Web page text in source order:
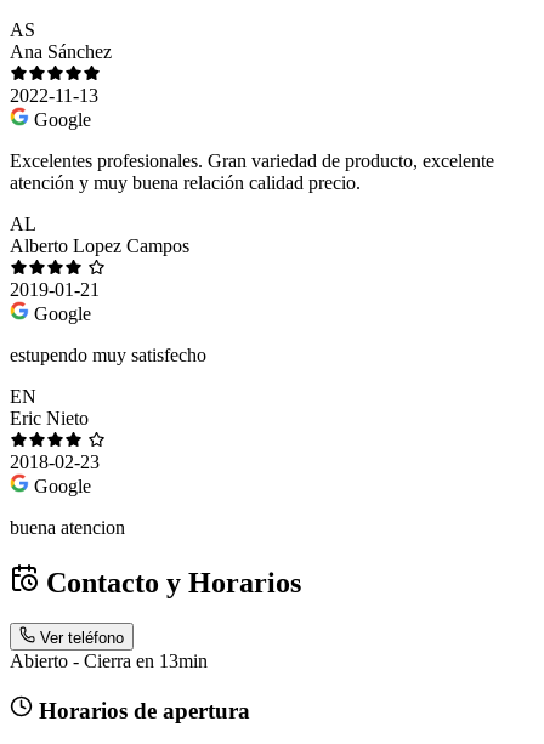
AS
Ana Sánchez
2022-11-13
Google
Excelentes profesionales. Gran variedad de producto, excelente
atención y muy buena relación calidad precio.
AL
Alberto Lopez Campos
2019-01-21
Google
estupendo muy satisfecho
EN
Eric Nieto
2018-02-23
Google
buena atencion
Contacto y Horarios
Ver teléfono
Abierto - Cierra en 13min
Horarios de apertura